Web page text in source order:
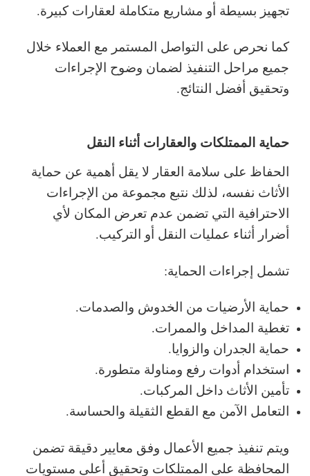
تجهيز بسيطة أو مشاريع متكاملة لعقارات كبيرة.
كما نحرص على التواصل المستمر مع العملاء خلال
جميع مراحل التنفيذ لضمان وضوح الإجراءات
وتحقيق أفضل النتائج.
حماية الممتلكات والعقارات أثناء النقل
الحفاظ على سلامة العقار لا يقل أهمية عن حماية
الأثاث نفسه، لذلك نتبع مجموعة من الإجراءات
الاحترافية التي تضمن عدم تعرض المكان لأي
أضرار أثناء عمليات النقل أو التركيب.
تشمل إجراءات الحماية:
حماية الأرضيات من الخدوش والصدمات.
تغطية المداخل والممرات.
حماية الجدران والزوايا.
استخدام أدوات رفع ومناولة متطورة.
تأمين الأثاث داخل المركبات.
التعامل الآمن مع القطع الثقيلة والحساسة.
ويتم تنفيذ جميع الأعمال وفق معايير دقيقة تضمن
المحافظة على الممتلكات وتحقيق أعلى مستويات